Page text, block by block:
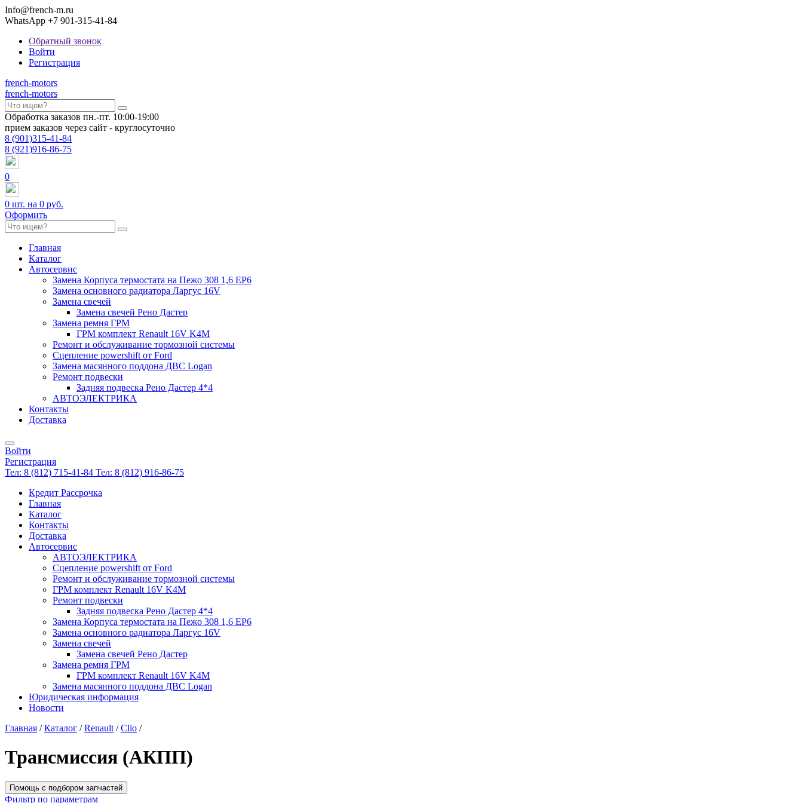
Info@french-m.ru
WhatsApp +7 901-315-41-84
Обратный звонок
Войти
Регистрация
french-motors
french-motors
Обработка заказов пн.-пт. 10:00-19:00
прием заказов через сайт - круглосуточно
8 (901)315-41-84
8 (921)916-86-75
0
0 шт. на 0 руб.
Оформить
Главная
Каталог
Автосервис
Замена Корпуса термостата на Пежо 308 1,6 EP6
Замена основного радиатора Ларгус 16V
Замена свечей
Замена свечей Рено Дастер
Замена ремня ГРМ
ГРМ комплект Renault 16V K4M
Ремонт и обслуживание тормозной системы
Сцепление powershift от Ford
Замена масянного поддона ДВС Logan
Ремонт подвески
Задняя подвеска Рено Дастер 4*4
АВТОЭЛЕКТРИКА
Контакты
Доставка
Войти
Регистрация
Тел: 8 (812) 715-41-84 Тел: 8 (812) 916-86-75
Кредит Рассрочка
Главная
Каталог
Контакты
Доставка
Автосервис
АВТОЭЛЕКТРИКА
Сцепление powershift от Ford
Ремонт и обслуживание тормозной системы
ГРМ комплект Renault 16V K4M
Ремонт подвески
Задняя подвеска Рено Дастер 4*4
Замена Корпуса термостата на Пежо 308 1,6 EP6
Замена основного радиатора Ларгус 16V
Замена свечей
Замена свечей Рено Дастер
Замена ремня ГРМ
ГРМ комплект Renault 16V K4M
Замена масянного поддона ДВС Logan
Юридическая информация
Новости
Главная / Каталог / Renault / Clio /
Трансмиссия (АКПП)
Помощь с подбором запчастей
Фильтр по параметрам